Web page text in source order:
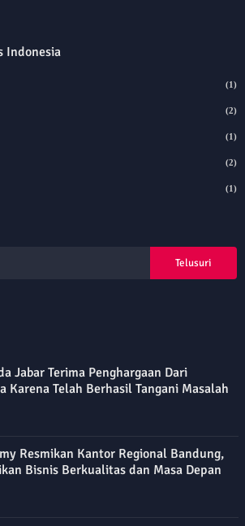
Indonesia
(1)
(2)
(1)
(2)
(1)
Jabar Terima Penghargaan Dari
Karena Telah Berhasil Tangani Masalah
Resmikan Kantor Regional Bandung,
Bisnis Berkualitas dan Masa Depan